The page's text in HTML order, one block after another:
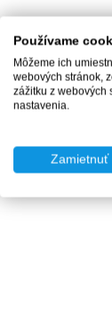
Používame
Môžeme ich
webových stránok,
zážitku z webových
nastavenia.
Zamietnuť